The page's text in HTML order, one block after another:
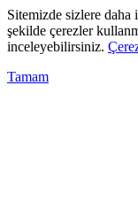
Sitemizde sizlere
şekilde çerezler
inceleyebilirsiniz.
Tamam